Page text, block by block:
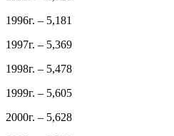
1996г. – 5,181
1997г. – 5,369
1998г. – 5,478
1999г. – 5,605
2000г. – 5,628